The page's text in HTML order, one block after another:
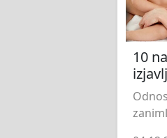
10